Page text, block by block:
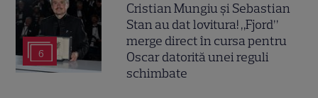
6
Cristian Mungiu și Sebastian
Stan au dat lovitura! „Fjord”
merge direct în cursa pentru
Oscar datorită unei reguli
schimbate